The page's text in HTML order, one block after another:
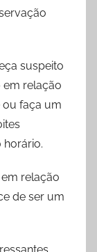
suspeito
em relação
ou faça um
horário.
relação
de ser um